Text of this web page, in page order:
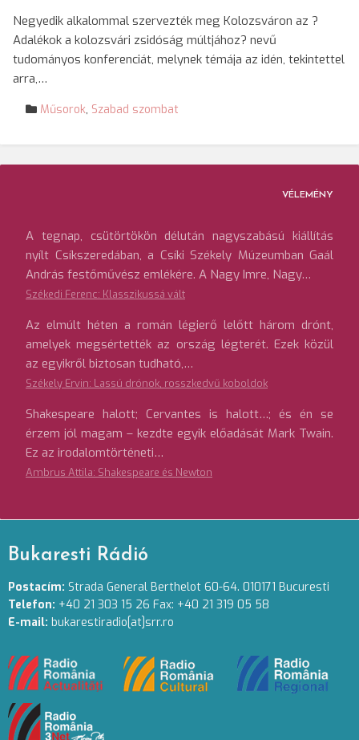
Negyedik alkalommal szervezték meg Kolozsváron az ?
Adalékok a kolozsvári zsidóság múltjához? nevű
tudományos konferenciát, melynek témája az idén, tekintettel
arra,…
Műsorok, Szabad szombat
VÉLEMÉNY
A tegnap, csütörtökön délután nagyszabású kiállítás
nyílt Csíkszeredában, a Csíki Székely Múzeumban Gaál
András festőművész emlékére. A Nagy Imre, Nagy…
Székedi Ferenc: Klasszikussá vált
Az elmúlt héten a román légierő lelőtt három drónt,
amelyek megsértették az ország légterét. Ezek közül
az egyikről biztosan tudható,…
Székely Ervin: Lassú drónok, rosszkedvű koboldok
Shakespeare halott; Cervantes is halott…; és én se
érzem jól magam – kezdte egyik előadását Mark Twain.
Ez az irodalomtörténeti…
Ambrus Attila: Shakespeare és Newton
Bukaresti Rádió
Postacím: Strada General Berthelot 60-64. 010171 Bucuresti
Telefon: +40 21 303 15 26 Fax: +40 21 319 05 58
E-mail: bukarestiradio[at]srr.ro